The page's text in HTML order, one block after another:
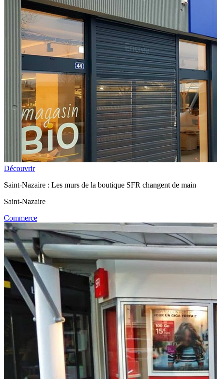
Découvrir
Saint-Nazaire : Les murs de la boutique SFR changent de main
Saint-Nazaire
Commerce